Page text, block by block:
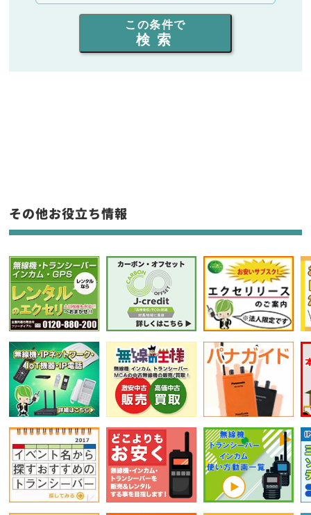
出力を選ぶ
同時通話人数を選ぶ
フリーワード入力(製品名等)
選択条件をリセット
この条件で
検索
その他お役立ち情報